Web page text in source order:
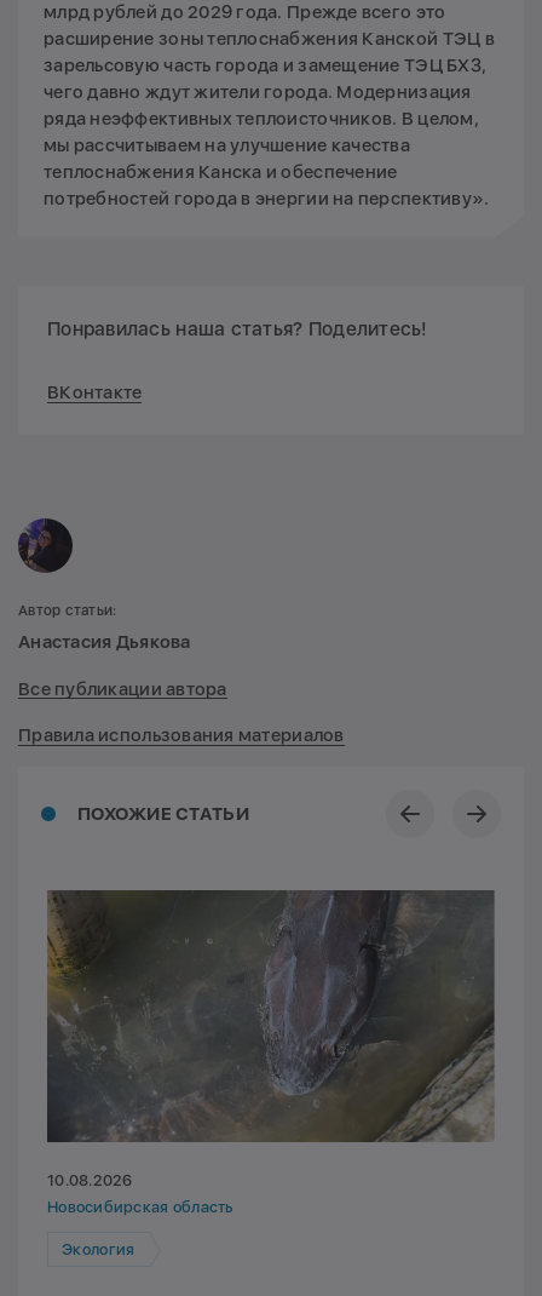
млрд рублей до 2029 года. Прежде всего это
расширение зоны теплоснабжения Канской ТЭЦ в
зарельсовую часть города и замещение ТЭЦ БХЗ,
чего давно ждут жители города. Модернизация
ряда неэффективных теплоисточников. В целом,
мы рассчитываем на улучшение качества
теплоснабжения Канска и обеспечение
потребностей города в энергии на перспективу».
Понравилась наша статья? Поделитесь!
ВКонтакте
ПОХОЖИЕ СТАТЬИ
10.08.2026
Новосибирская область
Экология
Автор статьи:
Анастасия Дьякова
Все публикации автора
Правила использования материалов